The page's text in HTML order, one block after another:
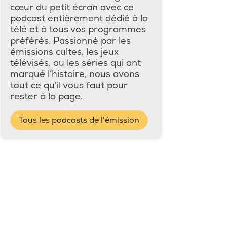
cœur du petit écran avec ce
podcast entièrement dédié à la
télé et à tous vos programmes
préférés. Passionné par les
émissions cultes, les jeux
télévisés, ou les séries qui ont
marqué l’histoire, nous avons
tout ce qu'il vous faut pour
rester à la page.
Tous les podcasts de l'émission